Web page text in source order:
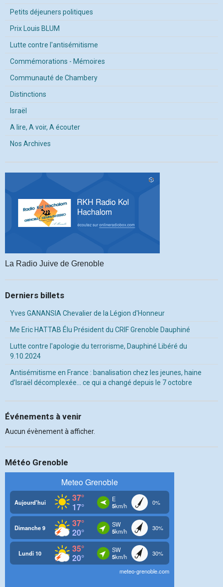
Petits déjeuners politiques
Prix Louis BLUM
Lutte contre l'antisémitisme
Commémorations - Mémoires
Communauté de Chambery
Distinctions
Israël
A lire, A voir, A écouter
Nos Archives
La Radio Juive de Grenoble
Derniers billets
Yves GANANSIA Chevalier de la Légion d'Honneur
Me Eric HATTAB Élu Président du CRIF Grenoble Dauphiné
Lutte contre l'apologie du terrorisme, Dauphiné Libéré du
9.10.2024
Antisémitisme en France : banalisation chez les jeunes, haine
d’Israël décomplexée… ce qui a changé depuis le 7 octobre
Événements à venir
Aucun évènement à afficher.
Météo Grenoble